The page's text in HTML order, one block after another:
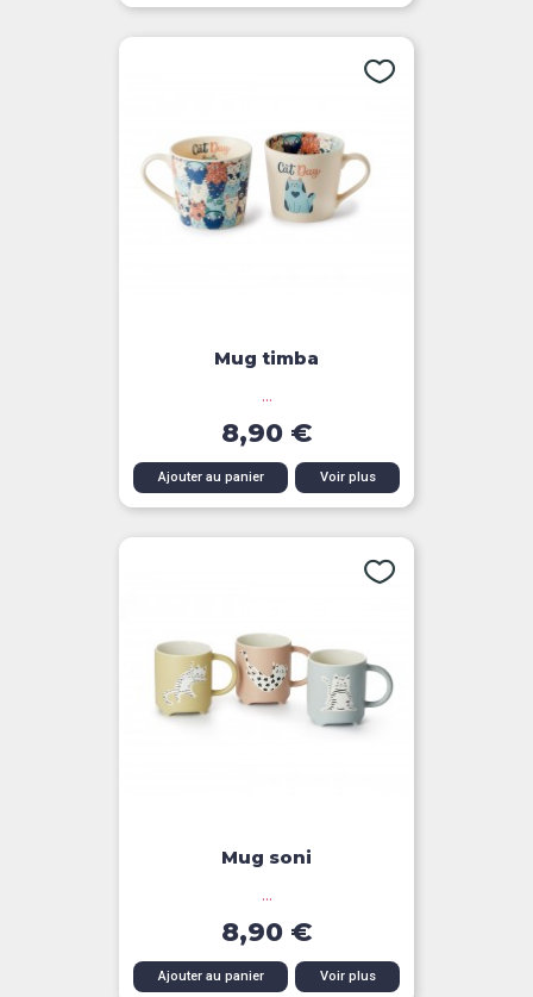
Mug timba
...
8,90 €
Ajouter au panier Voir plus
Mug soni
...
8,90 €
Ajouter au panier Voir plus